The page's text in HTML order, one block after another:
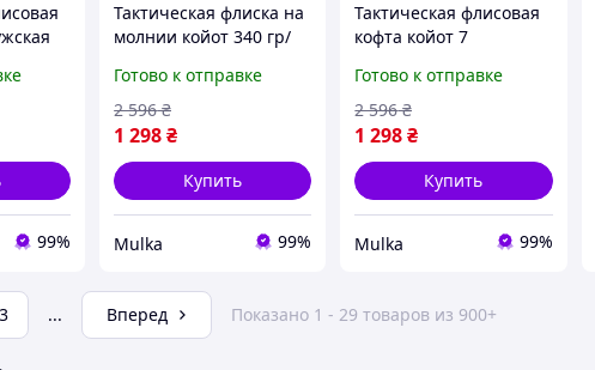
99%
Тактическая флиска на
молнии койот 340 гр/
флиска койот, военная
флиска койот зсу 46
ygmjn
Готово к отправке
1 298₴
2 596 ₴
Купить
Mulka 99%
Тактическая флисовая
кофта койот 7
армейская флиска
койот, мужская флиска
койот зсу 48 ygmjn
Готово к отправке
1 298₴
2 596 ₴
Купить
Mulka 99%
3 ... Вперед Показано 1 - 29 товаров из 900+